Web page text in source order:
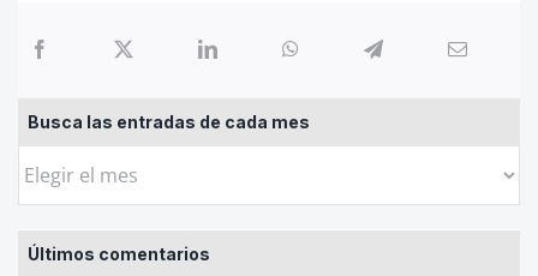
Busca las entradas de cada mes
Busca
entradas
de
Últimos comentarios